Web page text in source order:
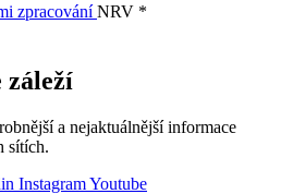
zpracováníNRV *
záleží
a nejaktuálnější informace
sítích.
InstagramYoutube